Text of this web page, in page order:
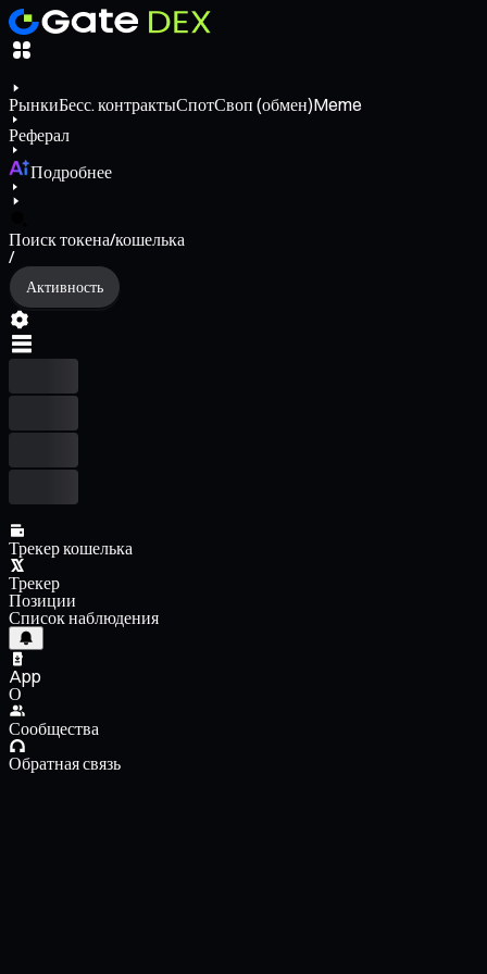
РынкиБесс. контрактыСпотСвоп (обмен)Meme
Реферал
Подробнее
Поиск токена/кошелька
/
Активность
Трекер кошелька
Трекер
Позиции
Список наблюдения
App
О
Сообщества
Обратная связь